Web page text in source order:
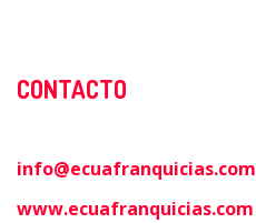
CONTACTO
info@ecuafranquicias.com
www.ecuafranquicias.com